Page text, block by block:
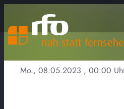
Mo., 08.05.2023 , 00:00